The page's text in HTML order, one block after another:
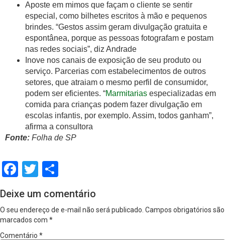
Aposte em mimos que façam o cliente se sentir
especial, como bilhetes escritos à mão e pequenos
brindes. “Gestos assim geram divulgação gratuita e
espontânea, porque as pessoas fotografam e postam
nas redes sociais”, diz Andrade
Inove nos canais de exposição de seu produto ou
serviço. Parcerias com estabelecimentos de outros
setores, que atraiam o mesmo perfil de consumidor,
podem ser eficientes. “Marmitarias especializadas em
comida para crianças podem fazer divulgação em
escolas infantis, por exemplo. Assim, todos ganham”,
afirma a consultora
Fonte: Folha de SP
Facebook
Twitter
Deixe um comentário
O seu endereço de e-mail não será publicado. Campos obrigatórios são
marcados com *
Comentário *